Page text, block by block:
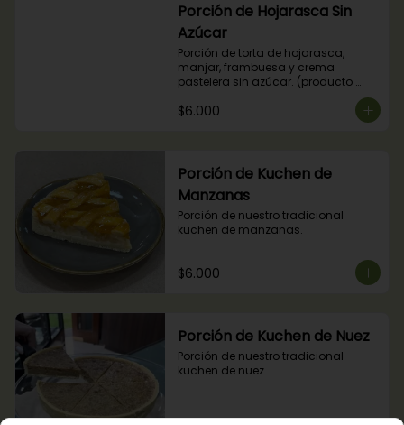
Porción de Hojarasca Sin
Azúcar
Porción de torta de hojarasca,
manjar, frambuesa y crema
pastelera sin azúcar. (producto
$6.000
Porción de Kuchen de
Manzanas
Porción de nuestro tradicional
kuchen de manzanas.
$6.000
Porción de Kuchen de Nuez
Porción de nuestro tradicional
kuchen de nuez.